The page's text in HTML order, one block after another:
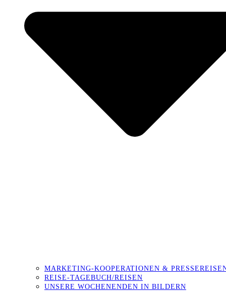
MARKETING-KOOPERATIONEN &
REISE-TAGEBUCH/REISEN
UNSERE WOCHENENDEN IN BILDERN